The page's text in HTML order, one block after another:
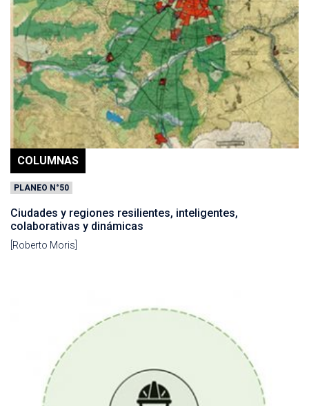
COLUMNAS
PLANEO N°50
Ciudades y regiones resilientes, inteligentes,
colaborativas y dinámicas
[Roberto Moris]